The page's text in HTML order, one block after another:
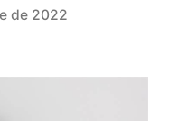
de 2022